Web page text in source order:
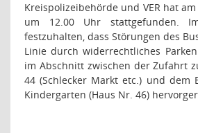
Kreispolizeibehörde und VER hat
um 12.00 Uhr stattgefunden.
festzuhalten, dass Störungen des
Linie durch widerrechtliches
im Abschnitt zwischen der Zufahrt
44 (Schlecker Markt etc.) und dem
Kindergarten (Haus Nr. 46)